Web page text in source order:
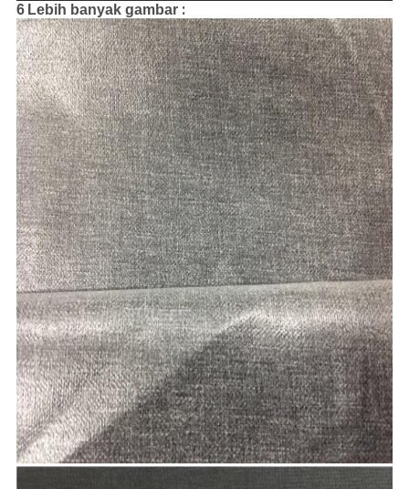
6 Lebih banyak gambar: